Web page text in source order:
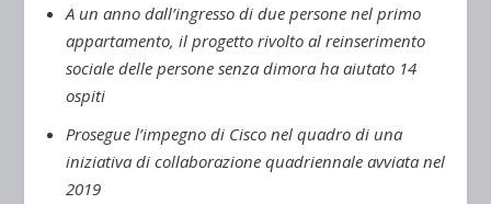
A un anno dall’ingresso di due persone nel primo
appartamento, il progetto rivolto al reinserimento
sociale delle persone senza dimora ha aiutato 14
ospiti
Prosegue l’impegno di Cisco nel quadro di una
iniziativa di collaborazione quadriennale avviata nel
2019